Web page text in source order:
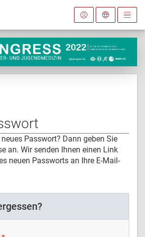
Passwort? Dann geben Sie
an. Wir senden Ihnen einen Link
neuen Passworts an Ihre E-Mail-